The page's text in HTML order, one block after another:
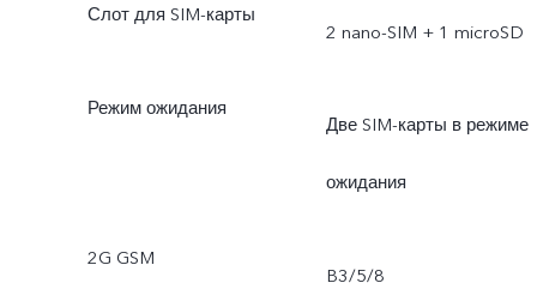
Слот для SIM-карты
2 nano-SIM + 1 microSD
Режим ожидания
Две SIM-карты в режиме
ожидания
2G GSM
B3/5/8